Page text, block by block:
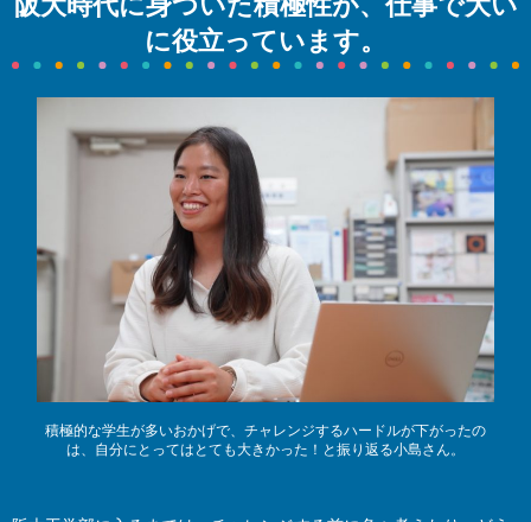
に役立っています。
積極的な学生が多いおかげで、チャレンジするハードルが下がったの
は、自分にとってはとても大きかった！と振り返る小島さん。